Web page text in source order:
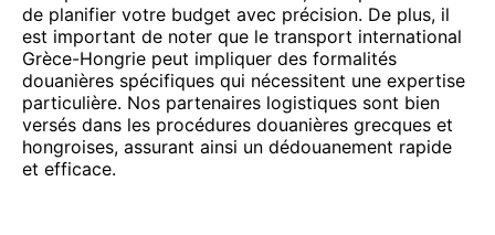
de planifier votre budget avec précision. De plus, il
est important de noter que le transport international
Grèce-Hongrie peut impliquer des formalités
douanières spécifiques qui nécessitent une expertise
particulière. Nos partenaires logistiques sont bien
versés dans les procédures douanières grecques et
hongroises, assurant ainsi un dédouanement rapide
et efficace.